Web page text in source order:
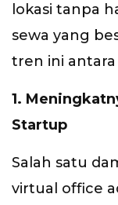
lokasi tanpa
sewa yang
tren ini antara
1.
Startup
Salah satu
virtual office